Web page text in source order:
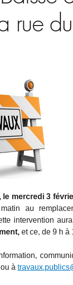
rue
mercredi 3
au
intervention
et ce, de 9 h à
à